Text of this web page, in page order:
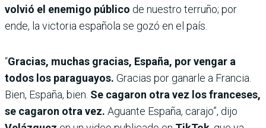
volvió el enemigo público de nuestro terruño; por
ende, la victoria española se gozó en el país.
“Gracias, muchas gracias, España, por vengar a
todos los paraguayos. Gracias por ganarle a Francia.
Bien, España, bien. Se cagaron otra vez los franceses,
se cagaron otra vez. Aguante España, carajo”, dijo